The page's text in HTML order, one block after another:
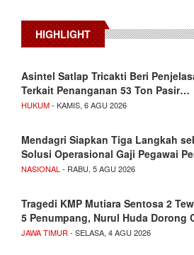
HIGHLIGHT
Asintel Satlap Tricakti Beri
Terkait Penanganan 53 Ton Pasir…
HUKUM- KAMIS, 6 AGU 2026
Mendagri Siapkan Tiga Langkah
Solusi Operasional Gaji Pegawai
NASIONAL - RABU, 5 AGU 2026
Tragedi KMP Mutiara Sentosa 2
5 Penumpang, Nurul Huda Dorong
JAWA TIMUR - SELASA, 4 AGU 2026